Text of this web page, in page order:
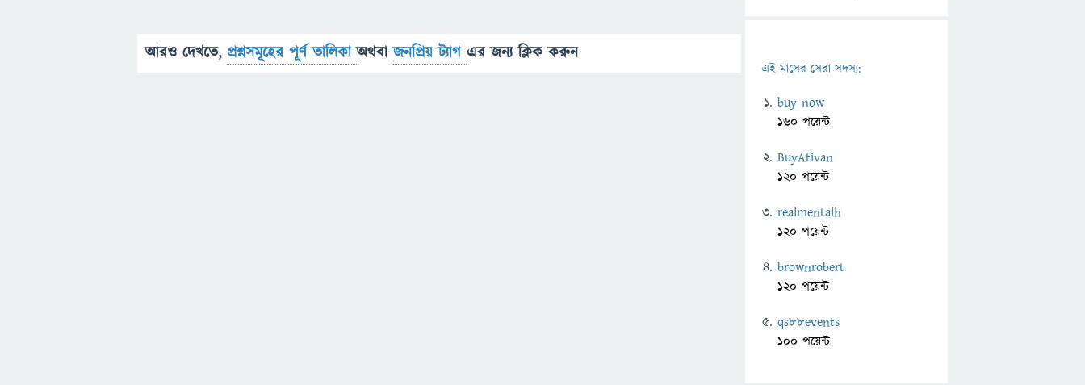
আরও দেখতে, প্রশ্নসমূহের পূর্ণ তালিকাঅথবাজনপ্রিয় ট্যাগ এর জন্য ক্লিক করুন
এই মাসের সেরা সদস্য:
buy now
160 পয়েন্ট
BuyAtivan
120 পয়েন্ট
realmentalh
120 পয়েন্ট
brownrobert
120 পয়েন্ট
qs88events
100 পয়েন্ট